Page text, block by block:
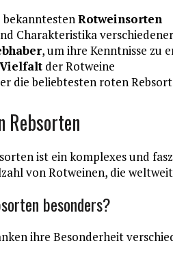
bekanntestenRotweinsorten
Charakteristika verschiedener
, um ihre Kenntnisse zu
Vielfalt der Rotweine
die beliebtesten roten
Rebsorten
ist ein komplexes und
von Rotweinen, die
besonders?
ihre Besonderheit